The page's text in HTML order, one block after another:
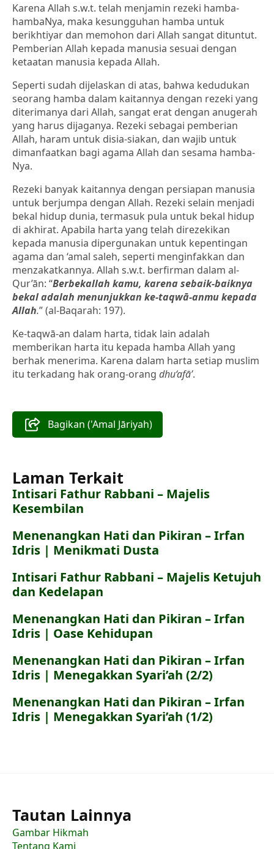
Karena Allah s.w.t. telah menjamin rezeki hamba-
hambaNya, maka kesungguhan hamba untuk
berikhtiyar dan memohon dari Allah sangat dituntut.
Pemberian Allah kepada manusia sesuai dengan
ketaatan manusia kepada Allah.
Seperti sudah dijelaskan di atas, bahwa kedudukan
seorang hamba dalam kaitannya dengan rezeki yang
diterimanya dari Allah, sangat erat dengan anugerah
yang harus dijaganya. Rezeki sebagai pemberian
Allah, haram untuk disia-siakan, dan wajib untuk
dimanfaatkan bagi agama Allah dan sesama hamba-
Nya.
Rezeki banyak kaitannya dengan persiapan manusia
untuk berjumpa dengan Allah. Rezeki selain menjadi
bekal hidup dunia, termasuk pula untuk bekal hidup
di akhirat. Apabila harta yang telah direzekikan
kepada manusia dipergunakan untuk kepentingan
agama dan ‘amal saleh, seperti menginfakkan dan
menzakatkannya. Allah s.w.t. berfirman dalam al-
Qur’ān: “Berbekallah kamu, karena sebaik-baiknya
bekal adalah menunjukkan ke-taqwā-anmu kepada
Allah.” (al-Baqarah: 197).
Ke-taqwā-an dalam harta, tidak lain adalah
memberikan harta itu kepada hamba Allah yang
berhak menerima. Karena dalam harta setiap muslim
itu terkadang hak orang-orang dhu‘afā’.
Bagikan ('Amal Jāriyah)
Laman Terkait
Intisari Fathur Rabbani – Majelis
Kesembilan
Menenangkan Hati dan Pikiran – Irfan
Idris | Menikmati Dusta
Intisari Fathur Rabbani – Majelis Ketujuh
dan Kedelapan
Menenangkan Hati dan Pikiran – Irfan
Idris | Oase Kehidupan
Menenangkan Hati dan Pikiran – Irfan
Idris | Menegakkan Syari’ah (2/2)
Menenangkan Hati dan Pikiran – Irfan
Idris | Menegakkan Syari’ah (1/2)
Tautan Lainnya
Gambar Hikmah
Tentang Kami